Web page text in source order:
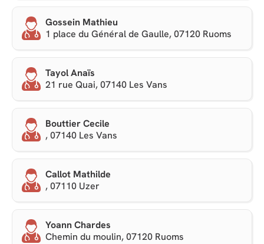
Gossein Mathieu
1 place du Général de Gaulle, 07120 Ruoms
Tayol Anaïs
21 rue Quai, 07140 Les Vans
Bouttier Cecile
, 07140 Les Vans
Callot Mathilde
, 07110 Uzer
Yoann Chardes
Chemin du moulin, 07120 Ruoms